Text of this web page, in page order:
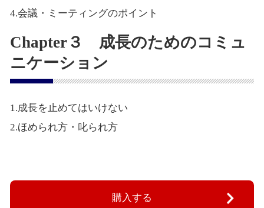
4.会議・ミーティングのポイント
Chapter３ 成長のためのコミュ
ニケーション
1.成長を止めてはいけない
2.ほめられ方・叱られ方
購入する